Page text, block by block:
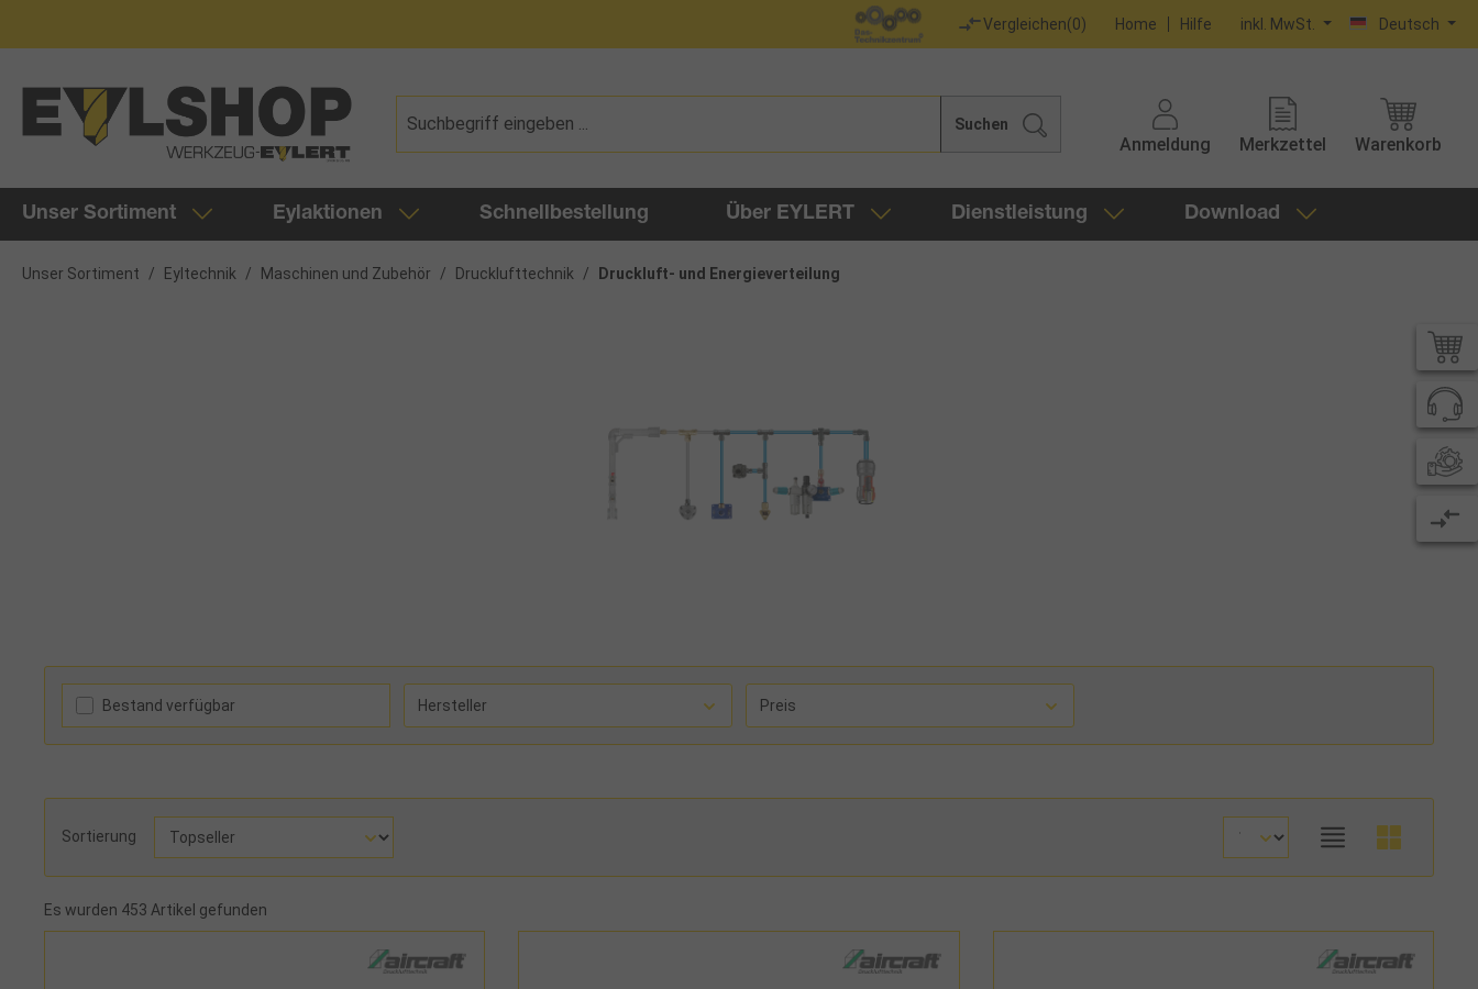
Vergleichen(0) Home Hilfe inkl. MwSt. Deutsch
Suchen
Anmeldung Merkzettel Warenkorb
Unser Sortiment Eylaktionen Schnellbestellung Über EYLERT Dienstleistung Download
Unser Sortiment / Eyltechnik / Maschinen und Zubehör / Drucklufttechnik / Druckluft- und Energieverteilung
Bestand verfügbar Hersteller Preis
Sortierung
Es wurden 453 Artikel gefunden